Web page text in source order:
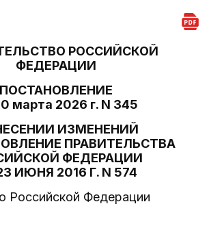
РОССИЙСКОЙ
ФЕДЕРАЦИИ
ПОСТАНОВЛЕНИЕ
марта 2026 г. N 345
ИЗМЕНЕНИЙ
ПРАВИТЕЛЬСТВА
ФЕДЕРАЦИИ
ИЮНЯ 2016 Г. N 574
Российской Федерации